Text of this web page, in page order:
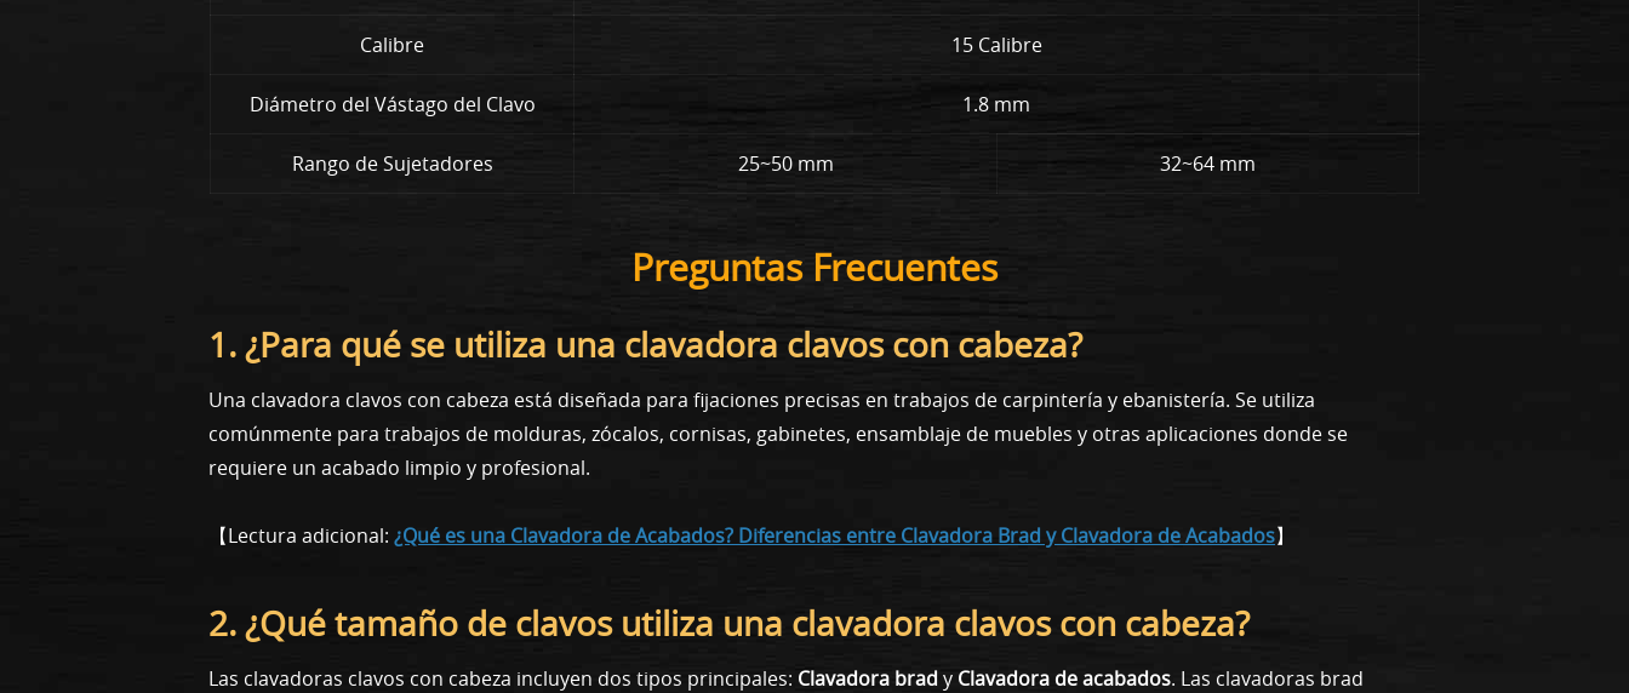
Calibre 15 Calibre
Diámetro del Vástago del Clavo 1.8 mm
Rango de Sujetadores 25~50 mm 32~64 mm
Preguntas Frecuentes
1. ¿Para qué se utiliza una clavadora clavos con cabeza?
Una clavadora clavos con cabeza está diseñada para fijaciones precisas en trabajos de carpintería y ebanistería. Se utiliza
comúnmente para trabajos de molduras, zócalos, cornisas, gabinetes, ensamblaje de muebles y otras aplicaciones donde se
requiere un acabado limpio y profesional.
【Lectura adicional: ¿Qué es una Clavadora de Acabados? Diferencias entre Clavadora Brad y Clavadora de Acabados】
2. ¿Qué tamaño de clavos utiliza una clavadora clavos con cabeza?
Las clavadoras clavos con cabeza incluyen dos tipos principales: Clavadora brady Clavadora de acabados. Las clavadoras brad